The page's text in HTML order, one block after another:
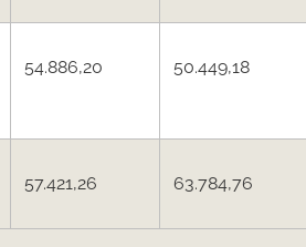
54.886,20 50.449,18
57.421,26 63.784,76